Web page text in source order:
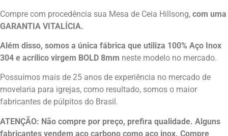
Compre com procedência sua Mesa de Ceia Hillsong, com uma
GARANTIA VITALÍCIA.
Além disso, somos a única fábrica que utiliza 100% Aço Inox
304 e acrílico virgem BOLD 8mm neste modelo no mercado.
Possuímos mais de 25 anos de experiência no mercado de
movelaria para igrejas, como resultado, somos o maior
fabricantes de púlpitos do Brasil.
ATENÇÃO: Não compre por preço, prefira qualidade. Alguns
fabricantes vendem aço carbono como aço inox. Compre